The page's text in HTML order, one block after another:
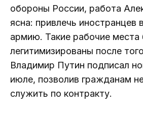
обороны России, работа
ясна: привлечь иностранцев
армию. Такие рабочие места
легитимизированы после
Владимир Путин подписал
июле, позволив гражданам
служить по контракту.